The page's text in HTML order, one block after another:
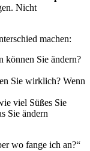
Nicht
machen:
können Sie ändern?
Sie wirklich? Wenn
viel Süßes Sie
Sie ändern
wo fange ich an?“